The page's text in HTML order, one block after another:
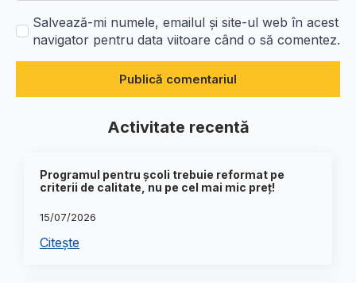
Salvează-mi numele, emailul și site-ul web în acest
navigator pentru data viitoare când o să comentez.
Activitate recentă
Programul pentru școli trebuie reformat pe
criterii de calitate, nu pe cel mai mic preț!
15/07/2026
Citește